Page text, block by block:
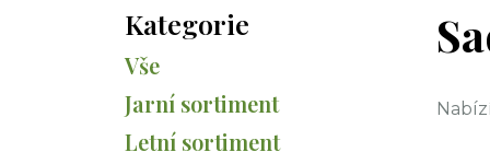
Kategorie
Vše
Jarní sortiment
Letní sortiment